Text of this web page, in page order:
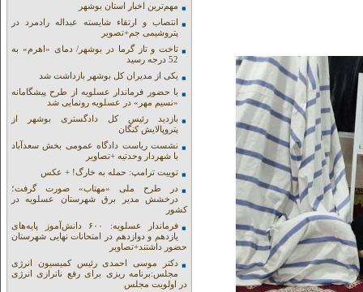
مهم‌ترین اخبار استان بوشهر
انتصاب و ارتقاء شایسته عبداله رادمرد در
پتروشیمی جم+تصویر
تاخت و تاز گرما در بوشهر/ دمای «اهرم» به
52 درجه رسید
یکی از مدیران کل بوشهر بازداشت شد
با حضور فرماندار عسلویه از طرح پیشگامانه
«نسیم مهر» در عسلویه رونمایی شد
بازدید رئیس کل دادگستری بوشهر از
پتروپالایش کنگان
نشست ریاست دادگاه عمومی بخش سعدآباد
با شهردار وحدتیه +تصاویر
توییت ترامپ: حمله به خارگ! + عکس
در طرح ملی «مهتاب» صورت گرفت؛
درخشش مدیر برق شهرستان عسلویه در
کشور
فرماندار عسلویه: ۶۰۰ دانش‌آموز پایه‌های
یازدهم و دوازدهم در امتحانات نهایی شهرستان
حضور داشتند+تصاویر
دکتر موسی احمدی رئیس کمیسیون انرژی
مجلس:برنامه ریزی برای رفع ناترازی انرژی
در اولویت مجلس